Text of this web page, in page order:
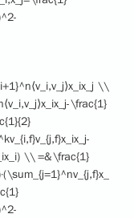
\\
\frac{1}
\\ =&\frac{1}